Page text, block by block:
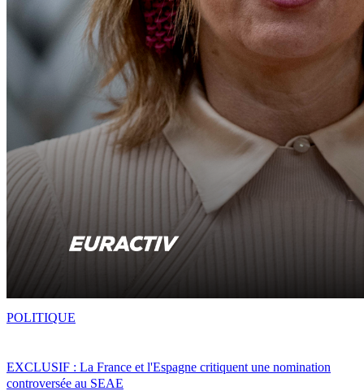
EXCLUSIF : La France et l'Espagne critiquent une nomination
controversée au SEAE
POLITIQUE